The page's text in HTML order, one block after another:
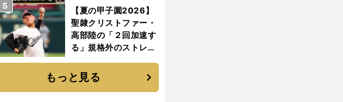
を大胆予想
【夏の甲子園2026】
聖隷クリストファー・
高部陸の「２回加速す
る」規格外のストレー
く大学進学を選ぶ理由
5
もっと見る